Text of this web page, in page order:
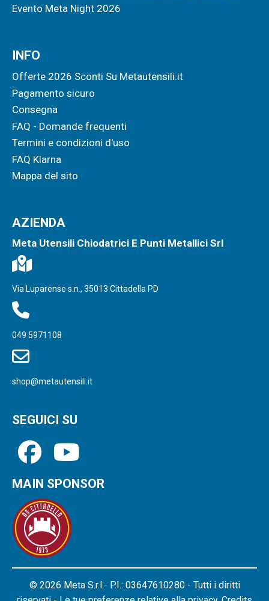
Evento Meta Night 2026
INFO
Offerte 2026 Sconti Su Metautensili.it
Pagamento sicuro
Consegna
FAQ - Domande frequenti
Termini e condizioni d'uso
FAQ Klarna
Mappa del sito
AZIENDA
Meta Utensili Chiodatrici E Punti Metallici Srl
Via Luparense s.n., 35013 Cittadella PD
049 5971108
shop@metautensili.it
SEGUICI SU
MAIN SPONSOR
© 2026 Meta S.r.l.- P.I.: 03647610280 - Tutti i diritti